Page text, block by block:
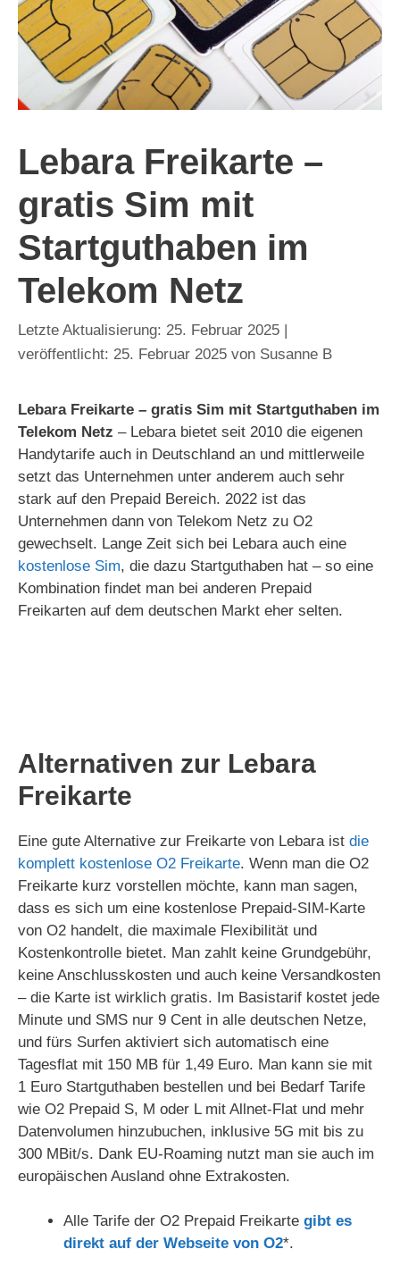
Lebara Freikarte –
gratis Sim mit
Startguthaben im
Telekom Netz
25. Februar 2025
25. Februar 2025 von Susanne B
Lebara Freikarte – gratis Sim mit Startguthaben im
Telekom Netz – Lebara bietet seit 2010 die eigenen
Handytarife auch in Deutschland an und mittlerweile
setzt das Unternehmen unter anderem auch sehr
stark auf den Prepaid Bereich. 2022 ist das
Unternehmen dann von Telekom Netz zu O2
gewechselt. Lange Zeit sich bei Lebara auch eine
kostenlose Sim, die dazu Startguthaben hat – so eine
Kombination findet man bei anderen Prepaid
Freikarten auf dem deutschen Markt eher selten.
Alternativen zur Lebara
Freikarte
Eine gute Alternative zur Freikarte von Lebara ist die
komplett kostenlose O2 Freikarte. Wenn man die O2
Freikarte kurz vorstellen möchte, kann man sagen,
dass es sich um eine kostenlose Prepaid-SIM-Karte
von O2 handelt, die maximale Flexibilität und
Kostenkontrolle bietet. Man zahlt keine Grundgebühr,
keine Anschlusskosten und auch keine Versandkosten
– die Karte ist wirklich gratis. Im Basistarif kostet jede
Minute und SMS nur 9 Cent in alle deutschen Netze,
und fürs Surfen aktiviert sich automatisch eine
Tagesflat mit 150 MB für 1,49 Euro. Man kann sie mit
1 Euro Startguthaben bestellen und bei Bedarf Tarife
wie O2 Prepaid S, M oder L mit Allnet-Flat und mehr
Datenvolumen hinzubuchen, inklusive 5G mit bis zu
300 MBit/s. Dank EU-Roaming nutzt man sie auch im
europäischen Ausland ohne Extrakosten.
Alle Tarife der O2 Prepaid Freikarte gibt es
direkt auf der Webseite von O2*.